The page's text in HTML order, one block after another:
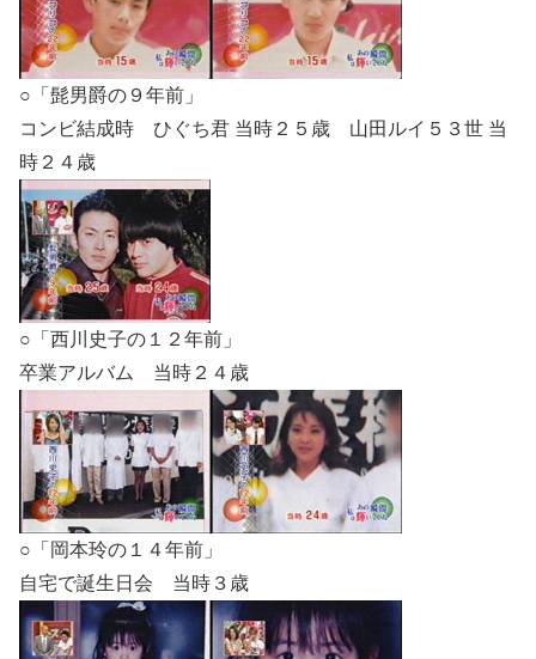
○「髭男爵の９年前」
コンビ結成時 ひぐち君 当時２５歳 山田ルイ５３世 当
時２４歳
○「西川史子の１２年前」
卒業アルバム 当時２４歳
○「岡本玲の１４年前」
自宅で誕生日会 当時３歳